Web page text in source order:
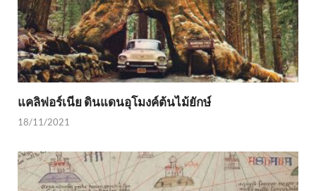
แคลิฟอร์เนีย ดินแดนอุโมงค์ต้นไม้ยักษ์
18/11/2021